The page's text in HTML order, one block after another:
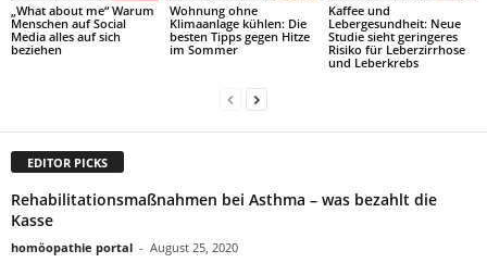
„What about me“ Warum
Menschen auf Social
Media alles auf sich
beziehen
Wohnung ohne
Klimaanlage kühlen: Die
besten Tipps gegen Hitze
im Sommer
Kaffee und
Lebergesundheit: Neue
Studie sieht geringeres
Risiko für Leberzirrhose
und Leberkrebs
EDITOR PICKS
Rehabilitationsmaßnahmen bei Asthma – was bezahlt die
Kasse
homöopathie portal - August 25, 2020